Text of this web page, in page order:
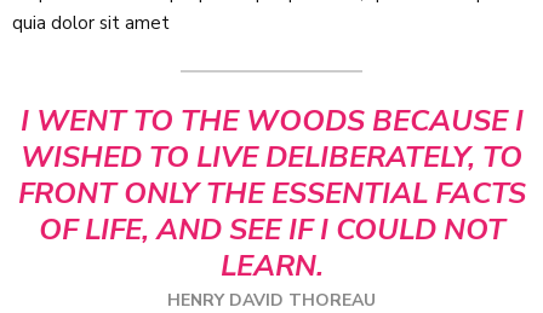
quia dolor sit amet
I WENT TO THE WOODS BECAUSE I
WISHED TO LIVE DELIBERATELY, TO
FRONT ONLY THE ESSENTIAL FACTS
OF LIFE, AND SEE IF I COULD NOT
LEARN.
HENRY DAVID THOREAU